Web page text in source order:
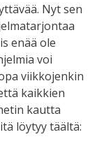
Nyt sen
enää ole
voi
viikkojenkin
kaikkien
kautta
löytyy täältä: